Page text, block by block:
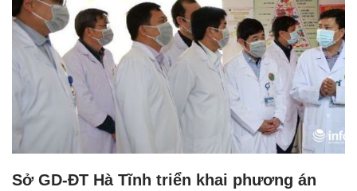
Sở GD-ĐT Hà Tĩnh triển khai phương án